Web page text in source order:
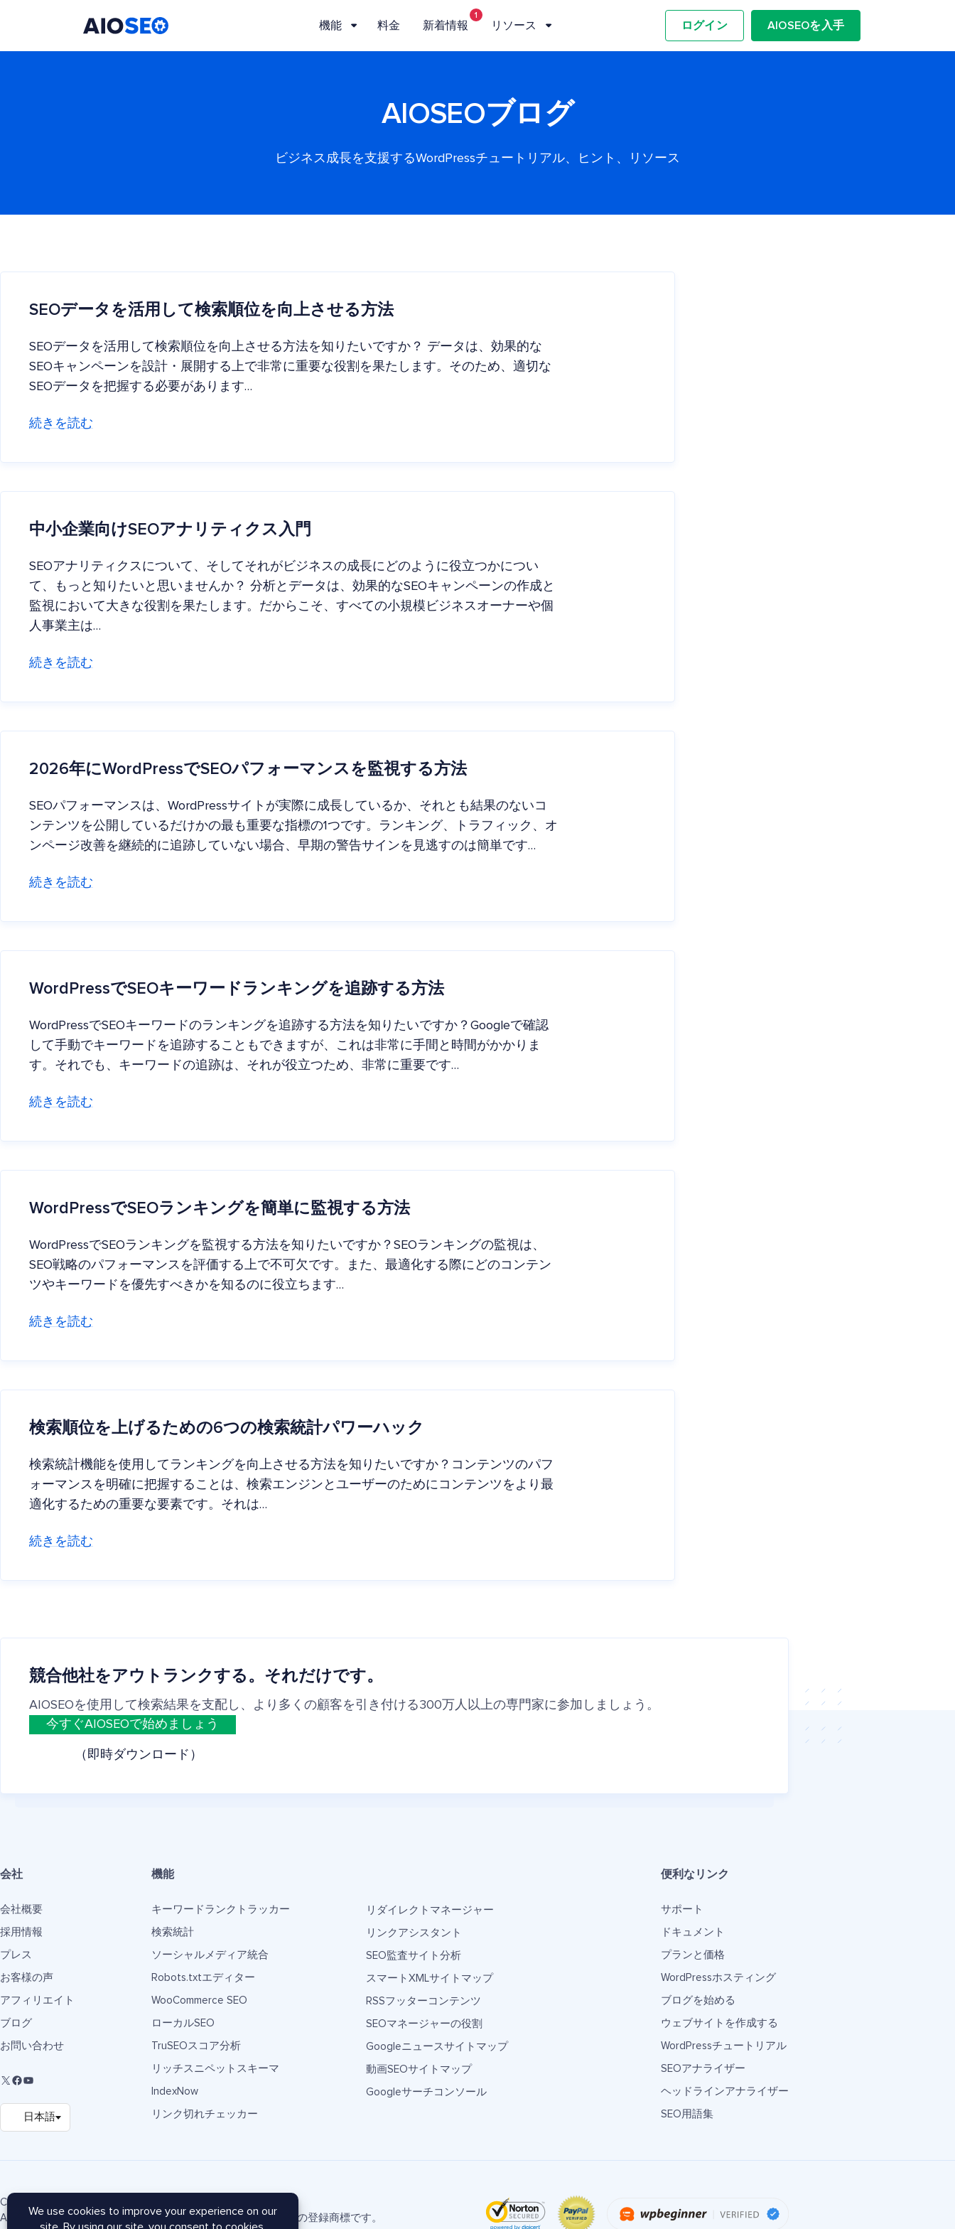
機能 料金 新着情報
1
リソース ログイン AIOSEOを入手
AIOSEOブログ
ビジネス成長を支援するWordPressチュートリアル、ヒント、リソース
SEOデータを活用して検索順位を向上させる方法
SEOデータを活用して検索順位を向上させる方法を知りたいですか？ データは、効果的な
SEOキャンペーンを設計・展開する上で非常に重要な役割を果たします。そのため、適切な
SEOデータを把握する必要があります…
続きを読む
中小企業向けSEOアナリティクス入門
SEOアナリティクスについて、そしてそれがビジネスの成長にどのように役立つかについ
て、もっと知りたいと思いませんか？ 分析とデータは、効果的なSEOキャンペーンの作成と
監視において大きな役割を果たします。だからこそ、すべての小規模ビジネスオーナーや個
人事業主は…
続きを読む
2026年にWordPressでSEOパフォーマンスを監視する方法
SEOパフォーマンスは、WordPressサイトが実際に成長しているか、それとも結果のないコ
ンテンツを公開しているだけかの最も重要な指標の1つです。ランキング、トラフィック、オ
ンページ改善を継続的に追跡していない場合、早期の警告サインを見逃すのは簡単です…
続きを読む
WordPressでSEOキーワードランキングを追跡する方法
WordPressでSEOキーワードのランキングを追跡する方法を知りたいですか？Googleで確認
して手動でキーワードを追跡することもできますが、これは非常に手間と時間がかかりま
す。それでも、キーワードの追跡は、それが役立つため、非常に重要です…
続きを読む
WordPressでSEOランキングを簡単に監視する方法
WordPressでSEOランキングを監視する方法を知りたいですか？SEOランキングの監視は、
SEO戦略のパフォーマンスを評価する上で不可欠です。また、最適化する際にどのコンテン
ツやキーワードを優先すべきかを知るのに役立ちます…
続きを読む
検索順位を上げるための6つの検索統計パワーハック
検索統計機能を使用してランキングを向上させる方法を知りたいですか？コンテンツのパフ
ォーマンスを明確に把握することは、検索エンジンとユーザーのためにコンテンツをより最
適化するための重要な要素です。それは…
続きを読む
競合他社をアウトランクする。それだけです。
AIOSEOを使用して検索結果を支配し、より多くの顧客を引き付ける300万人以上の専門家に参加しましょう。
今すぐAIOSEOで始めましょう
（即時ダウンロード）
会社
会社概要
採用情報
プレス
お客様の声
アフィリエイト
ブログ
お問い合わせ
機能
キーワードランクトラッカー
検索統計
ソーシャルメディア統合
Robots.txtエディター
WooCommerce SEO
ローカルSEO
TruSEOスコア分析
リッチスニペットスキーマ
IndexNow
リンク切れチェッカー
リダイレクトマネージャー
リンクアシスタント
SEO監査サイト分析
スマートXMLサイトマップ
RSSフッターコンテンツ
SEOマネージャーの役割
Googleニュースサイトマップ
動画SEOサイトマップ
Googleサーチコンソール
便利なリンク
サポート
ドキュメント
プランと価格
WordPressホスティング
ブログを始める
ウェブサイトを作成する
WordPressチュートリアル
SEOアナライザー
ヘッドラインアナライザー
SEO用語集
Copyright © 2007-2026 Semper Plugins, LLC.
AIOSEO® および All in One SEO Pack® は Semper Plugins, LLC の登録商標です。